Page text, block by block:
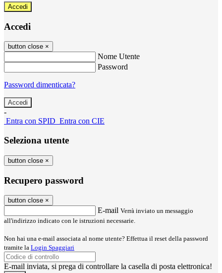
Accedi
Accedi
button close ×
Nome Utente
Password
Password dimenticata?
-
Entra con SPID Entra con CIE
Seleziona utente
button close ×
Recupero password
button close ×
E-mail Verrà inviato un messaggio
all'indirizzo indicato con le istruzioni necessarie.
Non hai una e-mail associata al nome utente? Effettua il reset della password
tramite la Login Spaggiari
E-mail inviata, si prega di controllare la casella di posta elettronica!